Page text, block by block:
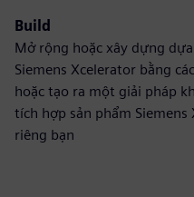
Build
Mở rộng hoặc xây dựng
Siemens Xcelerator bằng
hoặc tạo ra một giải pháp
tích hợp sản phẩm Siemens
riêng bạn